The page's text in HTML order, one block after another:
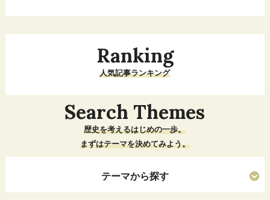
Ranking
人気記事ランキング
Search Themes
歴史を考えるはじめの一歩。
まずはテーマを決めてみよう。
テーマから探す